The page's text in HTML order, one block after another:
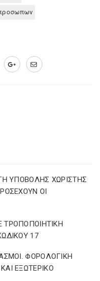
ΥΠΟΒΟΛΗΣ ΧΩΡΙΣΤΗΣ
ΟΙ
17
ΦΟΡΟΛΟΓΙΚΗ
ΕΞΩΤΕΡΙΚΟ